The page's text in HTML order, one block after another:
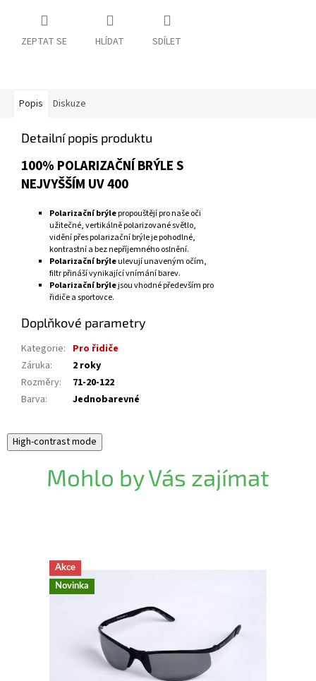
ZEPTAT SE HLÍDAT SDÍLET
Popis Diskuze
Detailní popis produktu
100% POLARIZAČNÍ BRÝLE S
NEJVYŠŠÍM UV 400
Polarizační brýlepropouštějí pro naše oči
užitečné, vertikálně polarizované světlo,
vidění přes polarizační brýle je pohodlné,
kontrastní a bez nepříjemného oslnění.
Polarizační brýleulevují unaveným očím,
filtr přináší vynikající vnímání barev.
Polarizační brýlejsou vhodné především pro
řidiče a sportovce.
Doplňkové parametry
Kategorie: Pro řidiče
Záruka:
2 roky
Rozměry:
71-20-122
Barva: Jednobarevné
High-contrast mode
Mohlo by Vás zajímat
Akce
Novinka